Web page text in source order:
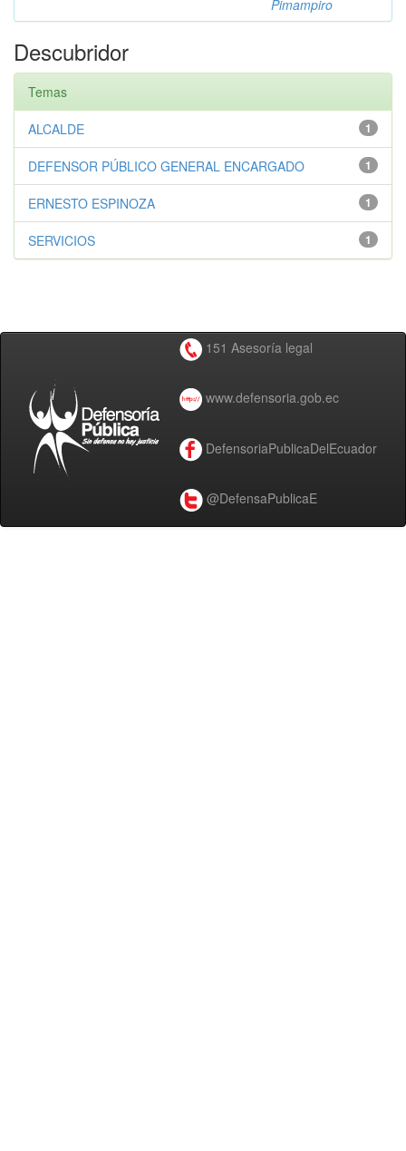
Pimampiro
Descubridor
Temas
1
ALCALDE
1
DEFENSOR PÚBLICO GENERAL ENCARGADO
1
ERNESTO ESPINOZA
1
SERVICIOS
151 Asesoría legal
www.defensoria.gob.ec
DefensoriaPublicaDelEcuador
@DefensaPublicaE